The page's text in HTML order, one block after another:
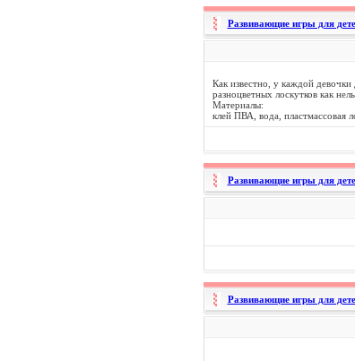
Развивающие игры для
Как известно, у каждой
разноцветных лоскутков как
Материалы:
клей ПВА, вода, пластмассовая
Развивающие игры для
Развивающие игры для